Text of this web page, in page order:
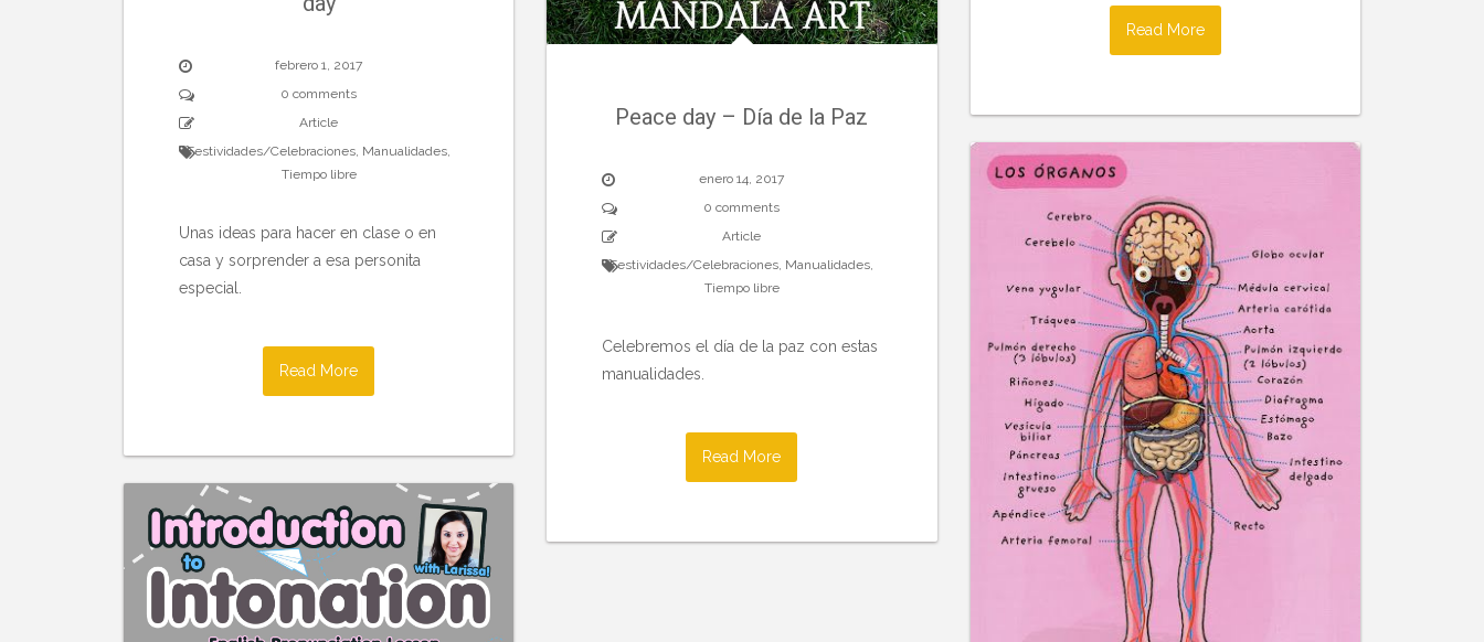
febrero 1, 2017
0 comments
Article
Festividades/Celebraciones, Manualidades,
Tiempo libre
Unas ideas para hacer en clase o en
casa y sorprender a esa personita
especial.
Read More
Read More
Peace day – Día de la Paz
enero 14, 2017
0 comments
Article
Festividades/Celebraciones, Manualidades,
Tiempo libre
Celebremos el día de la paz con estas
manualidades.
Read More